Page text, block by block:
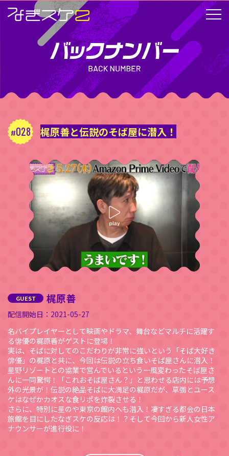
028 梶原善と伝説のそば屋に潜入！
梶原善
2021-05-27
名バイプレイヤーとして映画やドラマ、舞台などマルチに活躍す
る俳優の梶原善がゲストに登場！
実は、そばに対してのこだわりが非常に強いという「そば大好き
俳優」の梶原と共に、今回は伝説の立ち食いそば屋さんに潜入！
星野リゾートとの協業で営んでいるという一風変わったそば屋さ
んに一同驚愕！「これおそば屋さん？」と思わせる店内には予想
外の光景が！伝説の絶品そばに大満足の梶原だが、草彅とユース
ケはなぜかカオスな食リポを炸裂させる！
さらに、特別に星のや東京の館内へも潜入！凄すぎる都会の日本
旅館を目にしたなぎスケの反応は！？そして今回から新人女性ア
ナウンサーが進行役に！